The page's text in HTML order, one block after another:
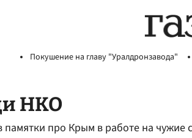
Покушение на главу "Уралдронзавода"
НКО
про Крым в работе на чужие